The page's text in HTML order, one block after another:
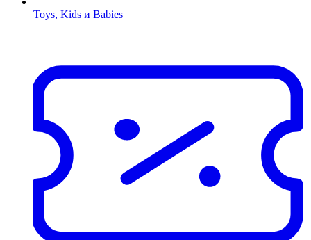
Toys, Kids и Babies